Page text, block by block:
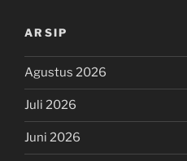
ARSIP
Agustus 2026
Juli 2026
Juni 2026